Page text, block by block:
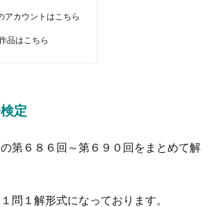
アカウントはこちら
品はこちら
定
第６８６回～第６９０回をまとめて解
問１解形式になっております。